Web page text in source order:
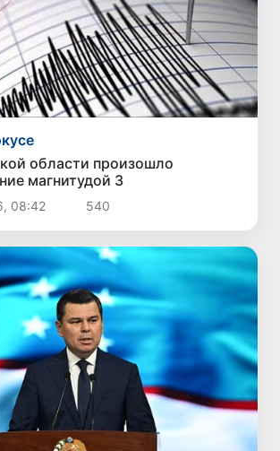
области произошло
магнитудой 3
08:42 540